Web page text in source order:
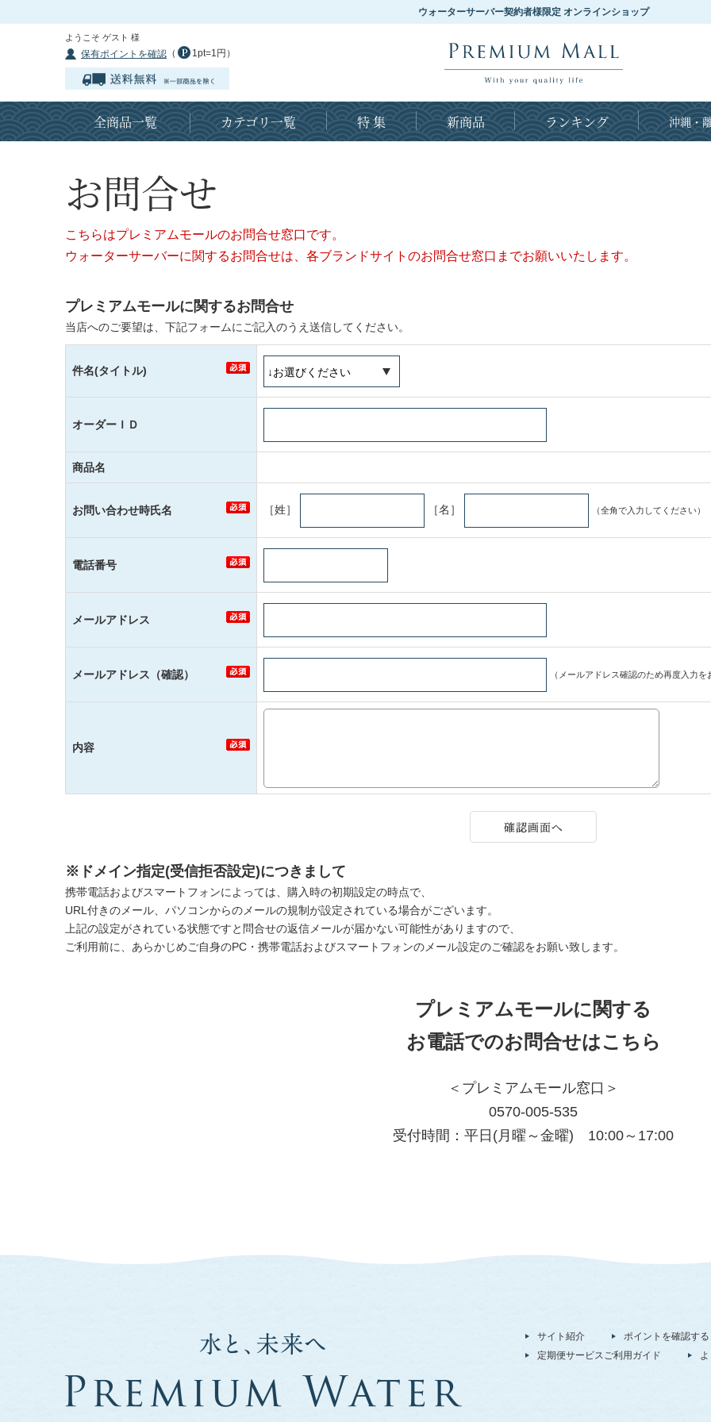
ウォーターサーバー契約者様限定 オンラインショップ
ようこそ ゲスト 様
保有ポイントを確認 （ 1pt=1円）
全商品一覧 カテゴリ一覧 特 集 新商品 ランキング 沖縄・
お問合せ
こちらはプレミアムモールのお問合せ窓口です。
ウォーターサーバーに関するお問合せは、各ブランドサイトのお問合せ窓口までお願いいたします。
プレミアムモールに関するお問合せ
当店へのご要望は、下記フォームにご記入のうえ送信してください。
件名(タイトル)
オーダーＩＤ
商品名
お問い合わせ時氏名 ［姓］ ［名］ （全角で入力してください）
電話番号
メールアドレス
メールアドレス（確認） （メールアドレス確認のため再度入力を
内容
※ドメイン指定(受信拒否設定)につきまして
携帯電話およびスマートフォンによっては、購入時の初期設定の時点で、
URL付きのメール、パソコンからのメールの規制が設定されている場合がございます。
上記の設定がされている状態ですと問合せの返信メールが届かない可能性がありますので、
ご利用前に、あらかじめご自身のPC・携帯電話およびスマートフォンのメール設定のご確認をお願い致します。
プレミアムモールに関する
お電話でのお問合せはこちら
＜プレミアムモール窓口＞
0570-005-535
受付時間：平日(月曜～金曜) 10:00～17:00
サイト紹介 ポイントを確認する
定期便サービスご利用ガイド